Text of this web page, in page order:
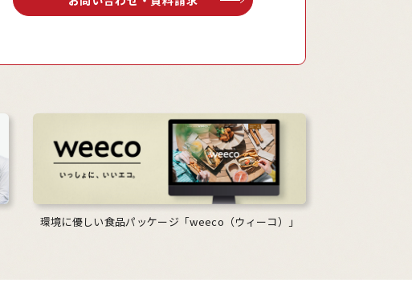
環境に優しい食品パッケージ「weeco（ウィーコ）」